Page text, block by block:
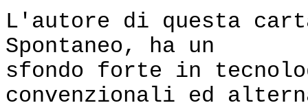
L'autore di questa
Spontaneo, ha un
sfondo forte in
convenzionali ed